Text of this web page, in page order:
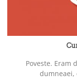
Poveste. Eram
dumneaei,